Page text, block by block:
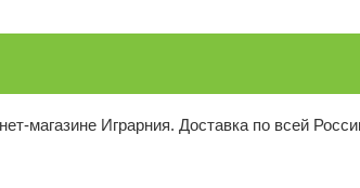
магазине Играрния. Доставка по всей